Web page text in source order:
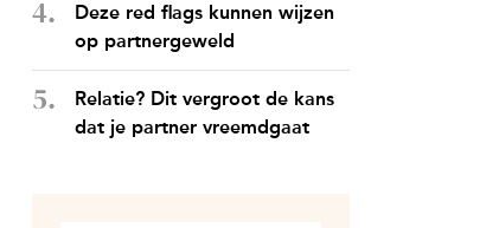
Deze red flags kunnen wijzen
op partnergeweld
Relatie? Dit vergroot de kans
dat je partner vreemdgaat